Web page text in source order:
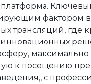
фактором
трансляций, где
максимально
к посещению
с